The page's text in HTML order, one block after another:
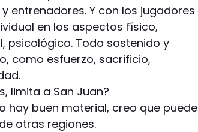
entrenadores. Y con los jugadores
en los aspectos físico,
psicológico. Todo sostenido y
como esfuerzo, sacrificio,
limita a San Juan?
hay buen material, creo que puede
otras regiones.